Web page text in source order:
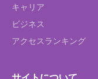
キャリア
ビジネス
アクセスランキング